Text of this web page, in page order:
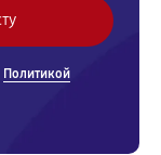
Политикой